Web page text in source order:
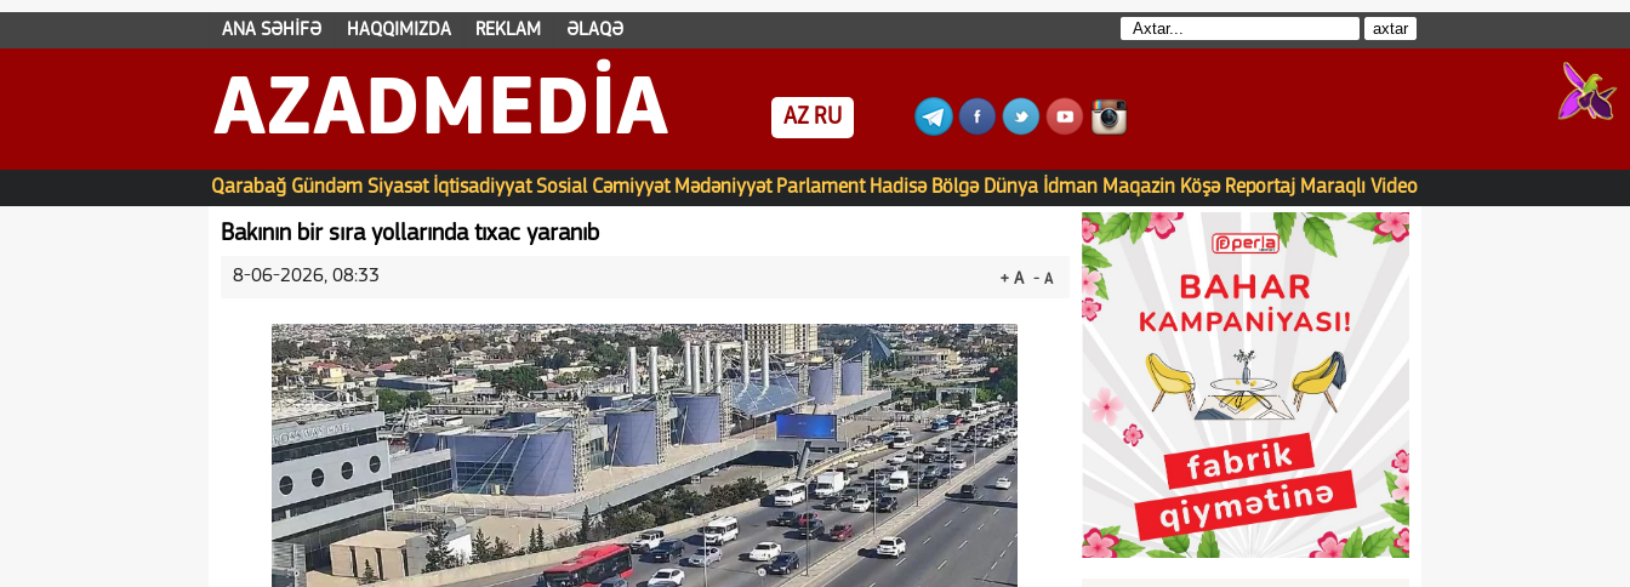
ANA SƏHİFƏ HAQQIMIZDA REKLAM ƏLAQƏ
AZADMEDIA AZ RU
Qarabağ Gündəm Siyasət İqtisadiyyat Sosial Cəmiyyət Mədəniyyət Parlament Hadisə Bölgə Dünya İdman Maqazin Köşə Reportaj Maraqlı Video
Bakının bir sıra yollarında tıxac yaranıb
+ A - A
8-06-2026, 08:33